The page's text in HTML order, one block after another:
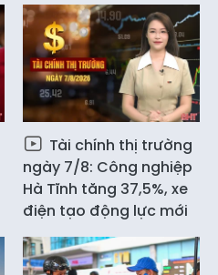
Tài chính thị trường
ngày 7/8: Công nghiệp
Hà Tĩnh tăng 37,5%, xe
điện tạo động lực mới